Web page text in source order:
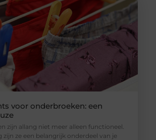
voor onderbroeken: een
zijn allang niet meer alleen functioneel.
zijn ze een belangrijk onderdeel van je